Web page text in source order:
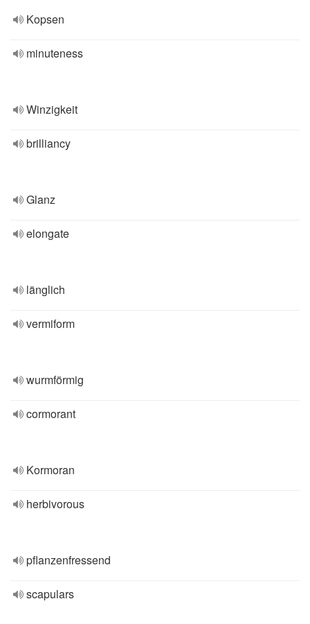
Kopsen
minuteness
Winzigkeit
brilliancy
Glanz
elongate
länglich
vermiform
wurmförmig
cormorant
Kormoran
herbivorous
pflanzenfressend
scapulars